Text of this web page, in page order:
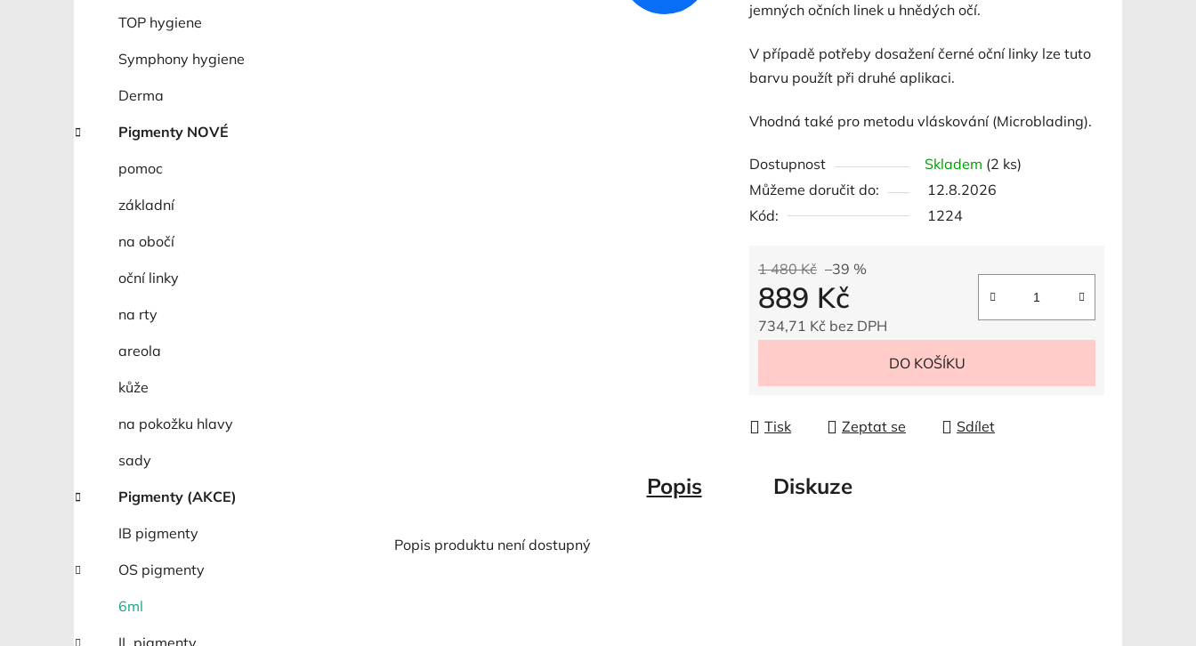
TOP hygiene
Symphony hygiene
Derma
Pigmenty NOVÉ
pomoc
základní
na obočí
oční linky
na rty
areola
kůže
na pokožku hlavy
sady
Pigmenty (AKCE)
IB pigmenty
OS pigmenty
6ml
IL pigmenty
jemných očních linek u hnědých očí.
V případě potřeby dosažení černé oční linky lze tuto
barvu použít při druhé aplikaci.
Vhodná také pro metodu vláskování (Microblading).
Dostupnost Skladem (2 ks)
Můžeme doručit do:
12.8.2026
Kód:
1224
1 480 Kč –39 %
889 Kč
734,71 Kč bez DPH
DO KOŠÍKU
Tisk Zeptat se Sdílet
Popis Diskuze
Popis produktu není dostupný